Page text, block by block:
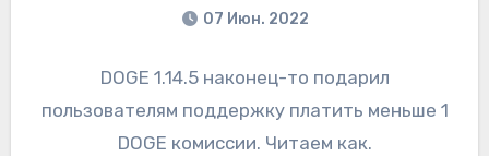
07 Июн. 2022
DOGE 1.14.5 наконец-то подарил
пользователям поддержку платить меньше 1
DOGE комиссии. Читаем как.